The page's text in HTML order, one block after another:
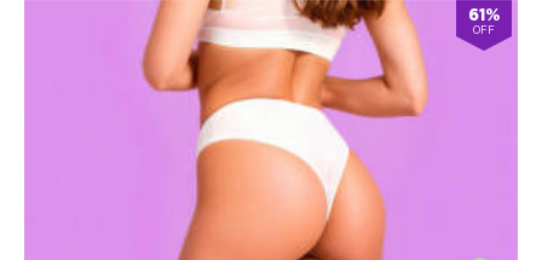
61%
OFF